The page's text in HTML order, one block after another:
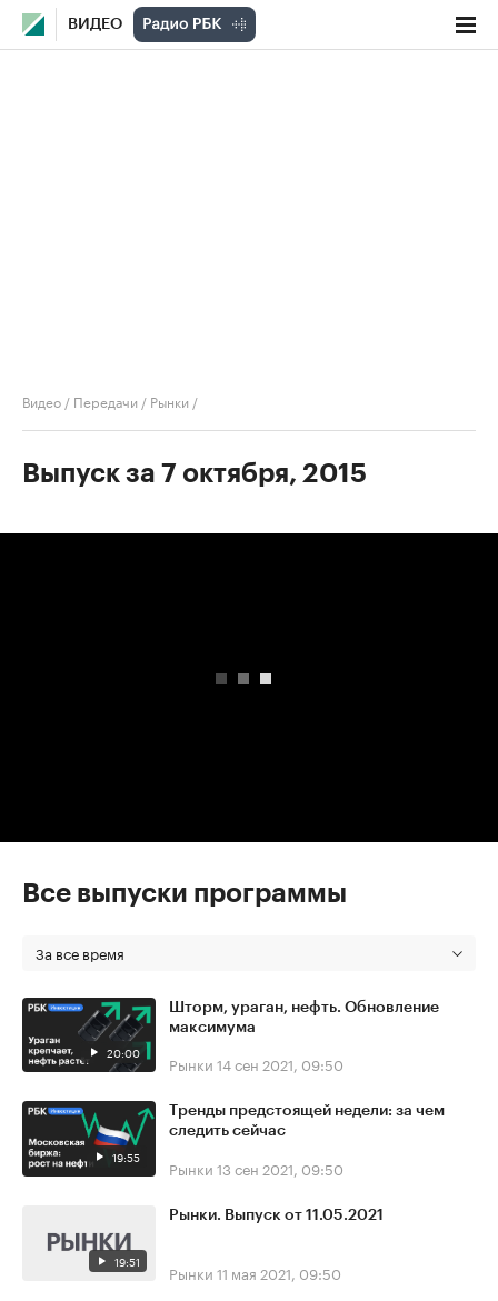
ВИДЕО
Видео / Передачи / Рынки /
Выпуск за 7 октября, 2015
Все выпуски программы
За все время
20:00
Шторм, ураган, нефть. Обновление
максимума
Рынки 14 сен 2021, 09:50
19:55
Тренды предстоящей недели: за чем
следить сейчас
Рынки 13 сен 2021, 09:50
19:51
Рынки. Выпуск от 11.05.2021
Рынки 11 мая 2021, 09:50